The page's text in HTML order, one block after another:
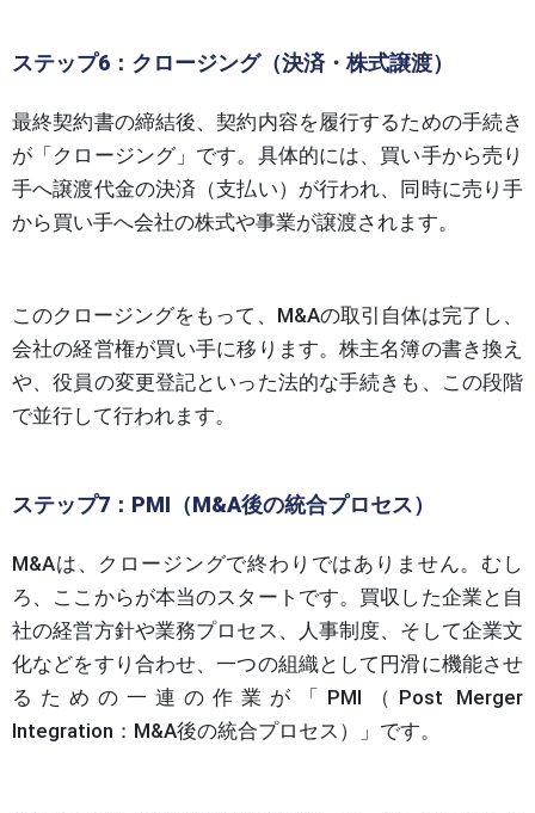
ステップ6：クロージング（決済・株式譲渡）
最終契約書の締結後、契約内容を履行するための手続き
が「クロージング」です。具体的には、買い手から売り
手へ譲渡代金の決済（支払い）が行われ、同時に売り手
から買い手へ会社の株式や事業が譲渡されます。
このクロージングをもって、M&Aの取引自体は完了し、
会社の経営権が買い手に移ります。株主名簿の書き換え
や、役員の変更登記といった法的な手続きも、この段階
で並行して行われます。
ステップ7：PMI（M&A後の統合プロセス）
M&Aは、クロージングで終わりではありません。むし
ろ、ここからが本当のスタートです。買収した企業と自
社の経営方針や業務プロセス、人事制度、そして企業文
化などをすり合わせ、一つの組織として円滑に機能させ
るための一連の作業が「PMI（Post Merger
Integration：M&A後の統合プロセス）」です。